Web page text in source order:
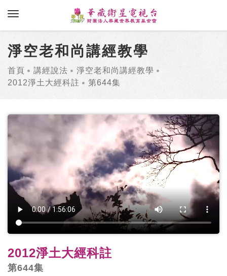
toggle navigation
淨空老和尚講經教學
首頁 講經說法
淨空老和尚講經教學
2012淨土大經科註
第644集
2012淨土大經科註
第644集
1 2 3 4
6 7 8 9 10
11 12 13
16